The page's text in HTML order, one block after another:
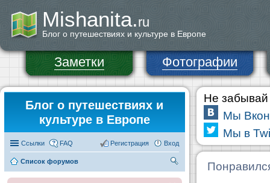
Mishanita.ru
Блог о путешествиях и культуре в Европе
Заметки Фотографии
Блог о путешествиях и
культуре в Европе
Ссылки FAQ Вход
Регистрация
Список форумов
Не забывай
Мы
Мы в